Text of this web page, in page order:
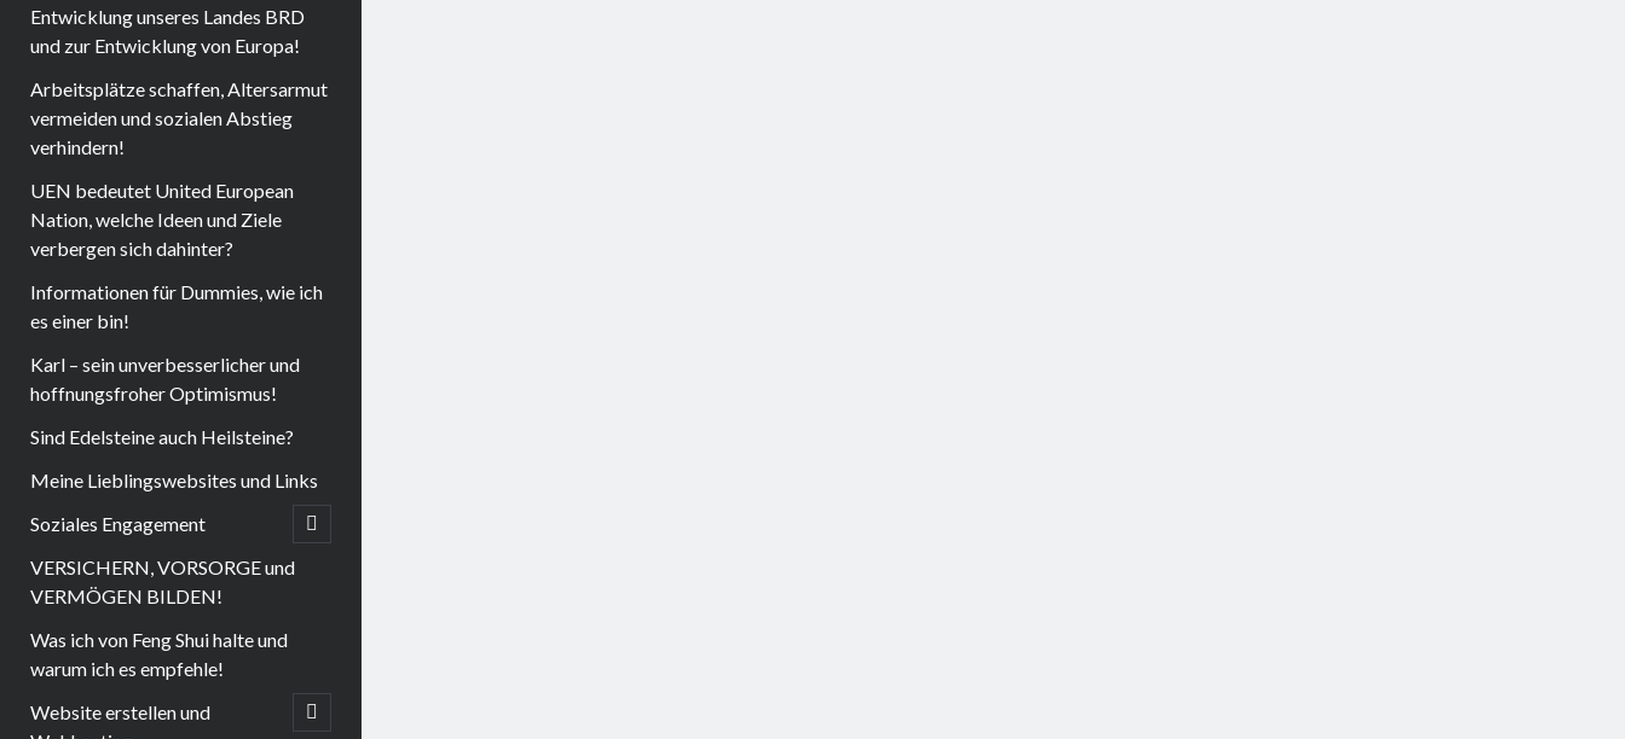
Entwicklung unseres Landes BRD
und zur Entwicklung von Europa!
Arbeitsplätze schaffen, Altersarmut
vermeiden und sozialen Abstieg
verhindern!
UEN bedeutet United European
Nation, welche Ideen und Ziele
verbergen sich dahinter?
Informationen für Dummies, wie ich
es einer bin!
Karl – sein unverbesserlicher und
hoffnungsfroher Optimismus!
Sind Edelsteine auch Heilsteine?
Meine Lieblingswebsites und Links
Soziales Engagement
open
child
VERSICHERN, VORSORGE und
VERMÖGEN BILDEN!
Was ich von Feng Shui halte und
warum ich es empfehle!
Website erstellen und
open
child